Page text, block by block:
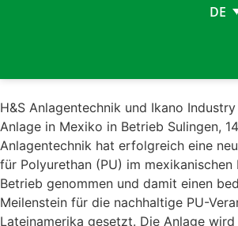
DE
Durchbruch für PU-
H&S Anlagentechnik und Ikano
Anlage in Mexiko in Betrieb Sulingen,
Anlagentechnik hat erfolgreich eine
für Polyurethan (PU) im mexikanischen
Betrieb genommen und damit einen
Meilenstein für die nachhaltige PU-
Lateinamerika gesetzt. Die Anlage